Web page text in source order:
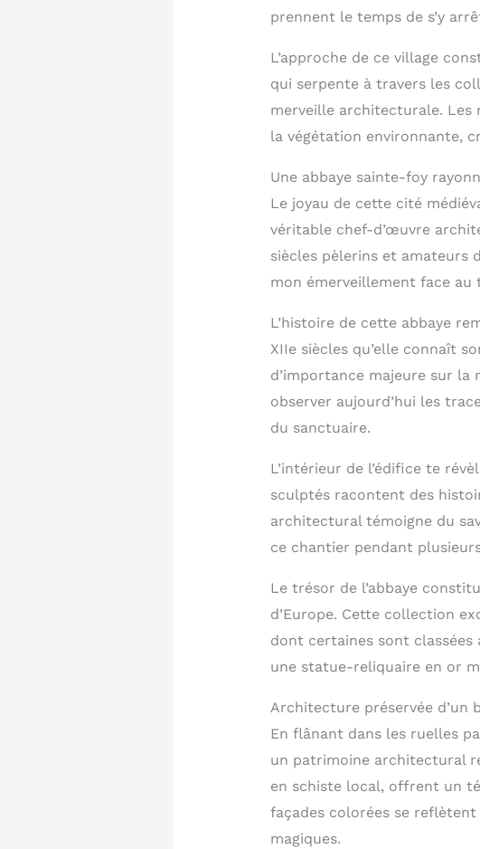
prennent le temps de s’y
L’approche de ce village
qui serpente à travers les
merveille architecturale. Les
la végétation environnante,
Une abbaye sainte-foy
Le joyau de cette cité
véritable chef-d’œuvre
siècles pèlerins et amateurs
mon émerveillement face
L’histoire de cette abbaye
XIIe siècles qu’elle connaît
d’importance majeure sur
observer aujourd’hui les
du sanctuaire.
L’intérieur de l’édifice te
sculptés racontent des
architectural témoigne du
ce chantier pendant
Le trésor de l’abbaye
d’Europe. Cette collection
dont certaines sont classées
une statue-reliquaire en or
Architecture préservée d’un
En flânant dans les ruelles
un patrimoine architectural
en schiste local, offrent un
façades colorées se
magiques.